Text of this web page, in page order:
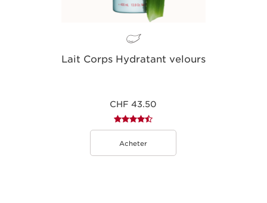
Lait Corps Hydratant velours
CHF 43.50
Acheter